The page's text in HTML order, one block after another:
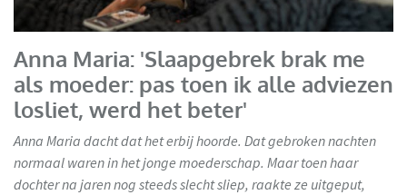
Anna Maria: 'Slaapgebrek brak me
als moeder: pas toen ik alle adviezen
losliet, werd het beter'
Anna Maria dacht dat het erbij hoorde. Dat gebroken nachten
normaal waren in het jonge moederschap. Maar toen haar
dochter na jaren nog steeds slecht sliep, raakte ze uitgeput,